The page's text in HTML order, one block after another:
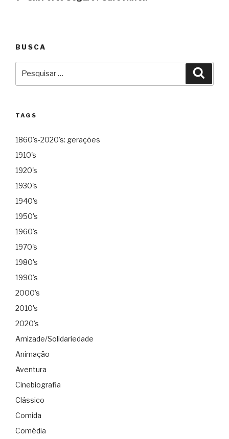
Post
BUSCA
TAGS
1860's-2020's: gerações
1910's
1920's
1930's
1940's
1950's
1960's
1970's
1980's
1990's
2000's
2010's
2020's
Amizade/Solidariedade
Animação
Aventura
Cinebiografia
Clássico
Comida
Comédia